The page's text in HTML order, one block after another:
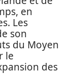
en
Les
son
du Moyen
le
des